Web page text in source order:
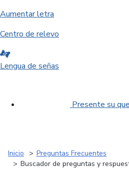
Aumentar letra
Centro de relevo
Lengua de señas
Presente su
Inicio
Preguntas Frecuentes
Buscador de preguntas y